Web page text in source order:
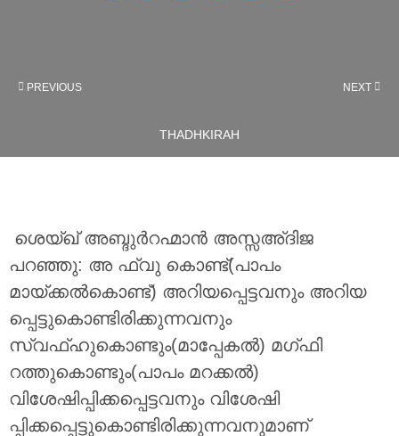
PREVIOUS NEXT
THADHKIRAH
ശെയ്ഖ് അബ്ദുർറഹ്മാൻ അസ്സഅ്ദിജ
പറഞ്ഞു: അ ഫ്വു കൊണ്ട്(പാപം
മായ്ക്കൽകൊണ്ട്) അറിയപ്പെട്ടവനും അറിയ
പ്പെട്ടുകൊണ്ടിരിക്കുന്നവനും
സ്വഫ്ഹുകൊണ്ടും(മാപ്പേകൽ) മഗ്ഫി
റത്തുകൊണ്ടും(പാപം മറക്കൽ)
വിശേഷിപ്പിക്കപ്പെട്ടവനും വിശേഷി
പ്പിക്കപ്പെട്ടുകൊണ്ടിരിക്കുന്നവനുമാണ്